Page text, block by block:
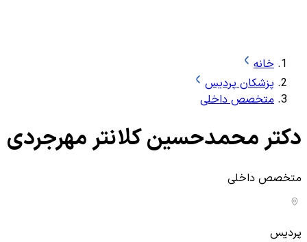
خانه
پزشکان پردیس
متخصص داخلی
دکتر محمدحسین کلانتر مهرجردی
متخصص داخلی
پردیس